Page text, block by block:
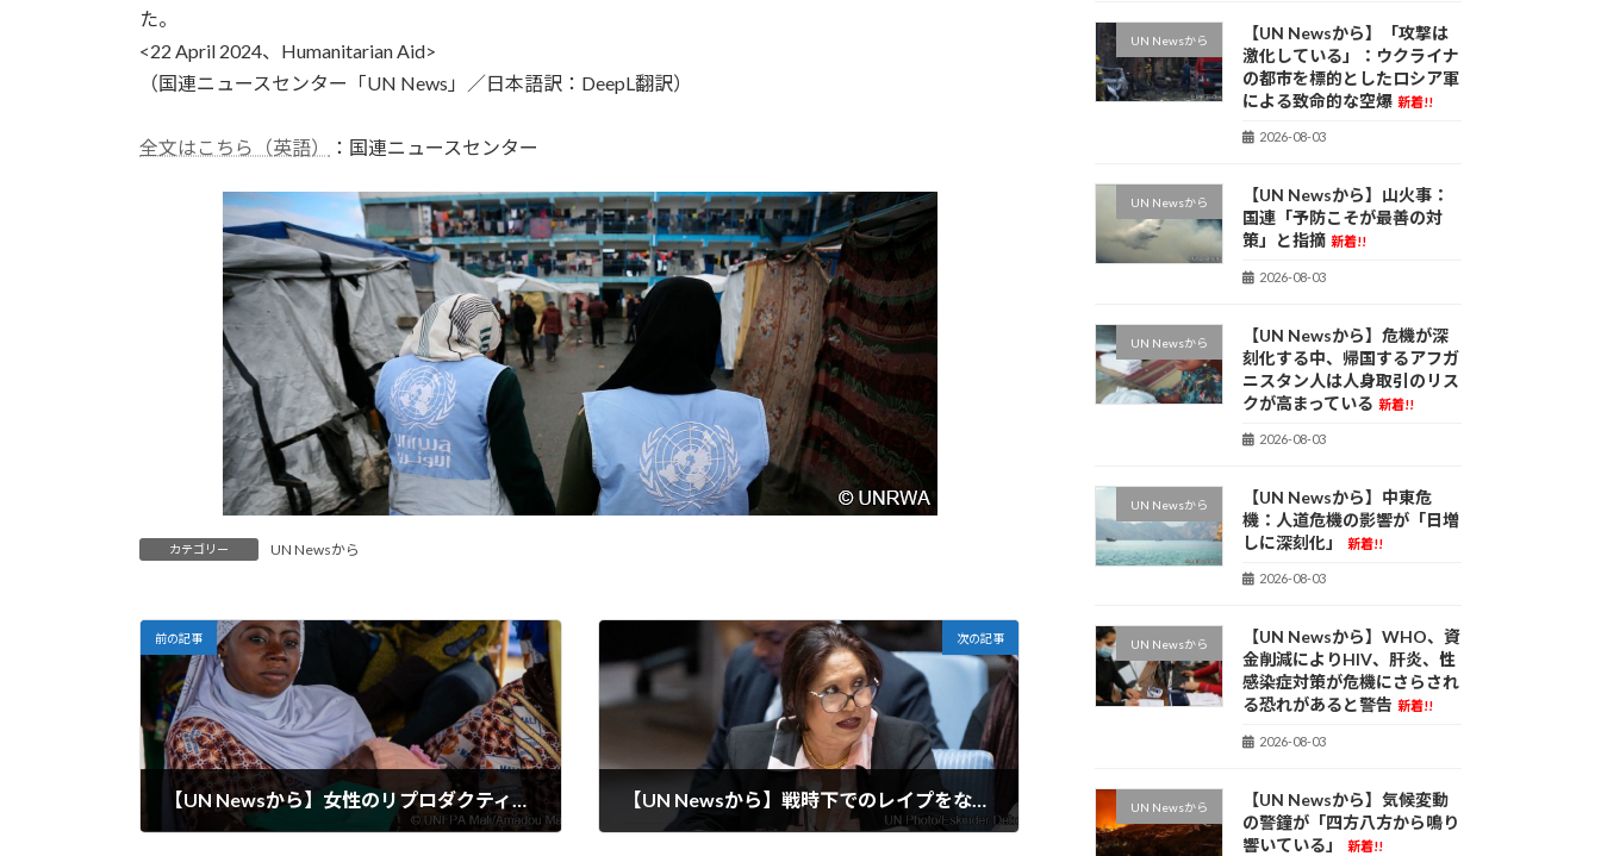
た。
<22 April 2024、Humanitarian Aid>
（国連ニュースセンター「UN News」／日本語訳：DeepL翻訳）
全文はこちら（英語） ：国連ニュースセンター
カテゴリー UN Newsから
前の記事
【UN Newsから】女性のリプロダクティブ・ヘルス（性と生殖に関する健康）の権利が侵害され、予防可能な死亡が増加
次の記事
【UN Newsから】戦時下でのレイプをなくすため、銃を黙らせ、平和を求める女性の声を増幅させよう
UN Newsから
【UN Newsから】「攻撃は
激化している」：ウクライナ
の都市を標的としたロシア軍
による致命的な空爆 新着!!
2026-08-03
UN Newsから
【UN Newsから】山火事：
国連「予防こそが最善の対
策」と指摘 新着!!
2026-08-03
UN Newsから
【UN Newsから】危機が深
刻化する中、帰国するアフガ
ニスタン人は人身取引のリス
クが高まっている 新着!!
2026-08-03
UN Newsから
【UN Newsから】中東危
機：人道危機の影響が「日増
しに深刻化」
新着!!
2026-08-03
UN Newsから
【UN Newsから】WHO、資
金削減によりHIV、肝炎、性
感染症対策が危機にさらされ
る恐れがあると警告 新着!!
2026-08-03
UN Newsから
【UN Newsから】気候変動
の警鐘が「四方八方から鳴り
響いている」
新着!!